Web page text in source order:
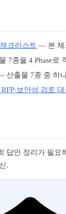
크리스트 — 본 체
7종을 4 Phase로
산출물 7종 중 하
보안성 검토 대
답안 정리가 필
.